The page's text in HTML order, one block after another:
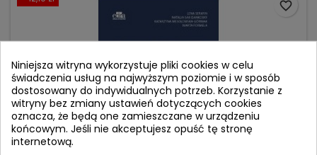
favorite_border
Niniejsza witryna wykorzystuje pliki cookies w celu
świadczenia usług na najwyższym poziomie i w sposób
dostosowany do indywidualnych potrzeb. Korzystanie z
witryny bez zmiany ustawień dotyczących cookies
oznacza, że będą one zamieszczane w urządzeniu
końcowym. Jeśli nie akceptujesz opuść tę stronę
internetową.